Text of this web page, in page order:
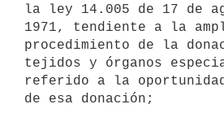
la ley 14.005 de 17 de
1971, tendiente a la
procedimiento de la
tejidos y órganos
referido a la oportunidad
de esa donación;